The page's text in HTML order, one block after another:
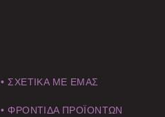
• ΣΧΕΤΙΚΑ ΜΕ ΕΜΑΣ
• ΦΡΟΝΤΙΔΑ ΠΡΟΪΟΝΤΩΝ